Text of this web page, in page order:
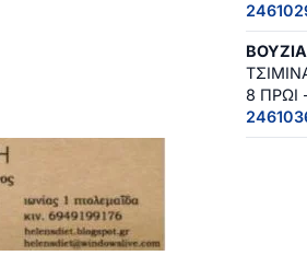
8 ΠΡΩΙ